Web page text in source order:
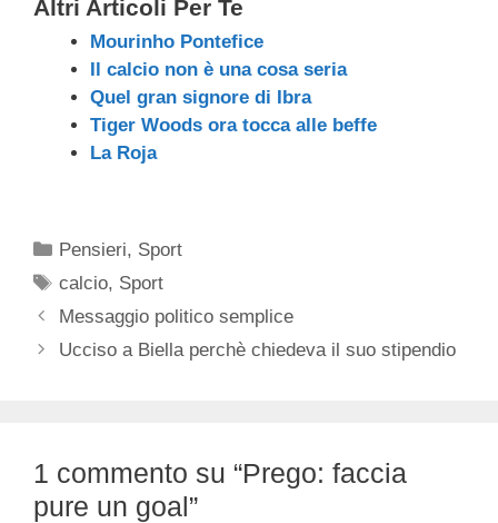
Altri Articoli Per Te
Mourinho Pontefice
Il calcio non è una cosa seria
Quel gran signore di Ibra
Tiger Woods ora tocca alle beffe
La Roja
Categorie
Pensieri, Sport
Tag
calcio, Sport
Messaggio politico semplice
Ucciso a Biella perchè chiedeva il suo stipendio
1 commento su “Prego: faccia
pure un goal”